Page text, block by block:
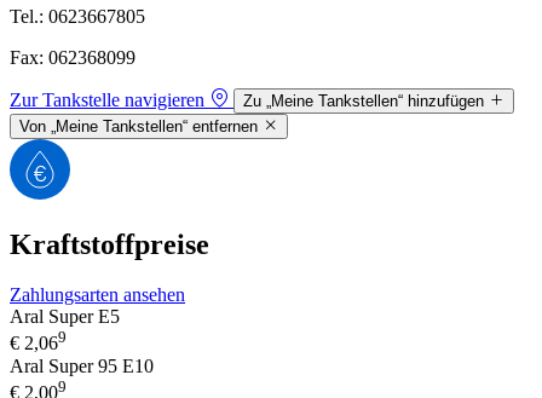
Tel.: 0623667805
Fax: 062368099
Zur Tankstelle navigieren
Zu „Meine Tankstellen“ hinzufügen
Von „Meine Tankstellen“ entfernen
Kraftstoffpreise
Zahlungsarten ansehen
Aral Super E5
€ 2,069
Aral Super 95 E10
€ 2,009